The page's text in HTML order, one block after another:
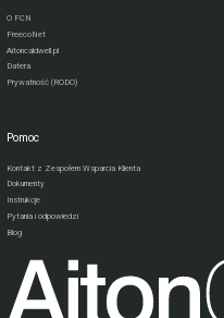
O FCN
FreecoNet
Aitoncaldwell.pl
Datera
Prywatność (RODO)
Pomoc
Kontakt z Zespołem Wsparcia Klienta
Dokumenty
Instrukcje
Pytania i odpowiedzi
Blog